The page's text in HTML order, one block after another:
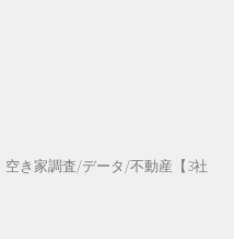
き家調査/データ/不動産【3社